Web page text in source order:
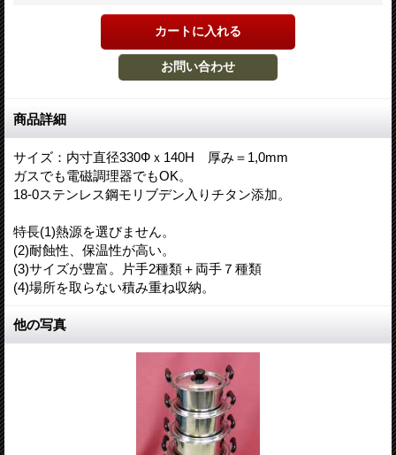
商品詳細
サイズ：内寸直径330Фｘ140H 厚み＝1,0mm
ガスでも電磁調理器でもOK。
18-0ステンレス鋼モリブデン入りチタン添加。
特長(1)熱源を選びません。
(2)耐蝕性、保温性が高い。
(3)サイズが豊富。片手2種類＋両手７種類
(4)場所を取らない積み重ね収納。
他の写真